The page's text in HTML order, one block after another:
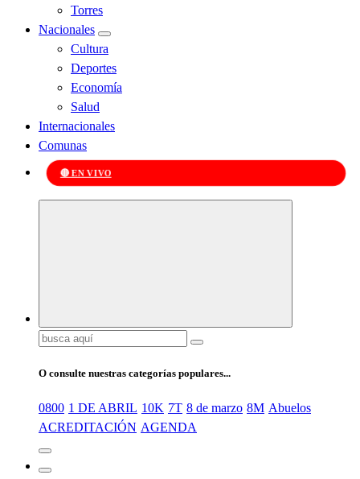
Torres
Nacionales
Cultura
Deportes
Economía
Salud
Internacionales
Comunas
🔴 EN VIVO
Buscar:
O consulte nuestras categorías populares...
0800 1 DE ABRIL 10K 7T 8 de marzo 8M Abuelos
ACREDITACIÓN AGENDA